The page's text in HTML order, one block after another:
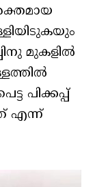
മുകളില്‍
പിക്കപ്പ്
എന്ന്